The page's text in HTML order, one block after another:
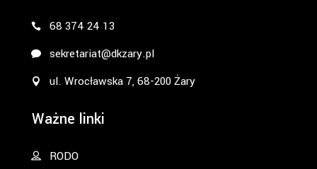
68 374 24 13
sekretariat@dkzary.pl
ul. Wrocławska 7, 68-200 Żary
Ważne linki
RODO